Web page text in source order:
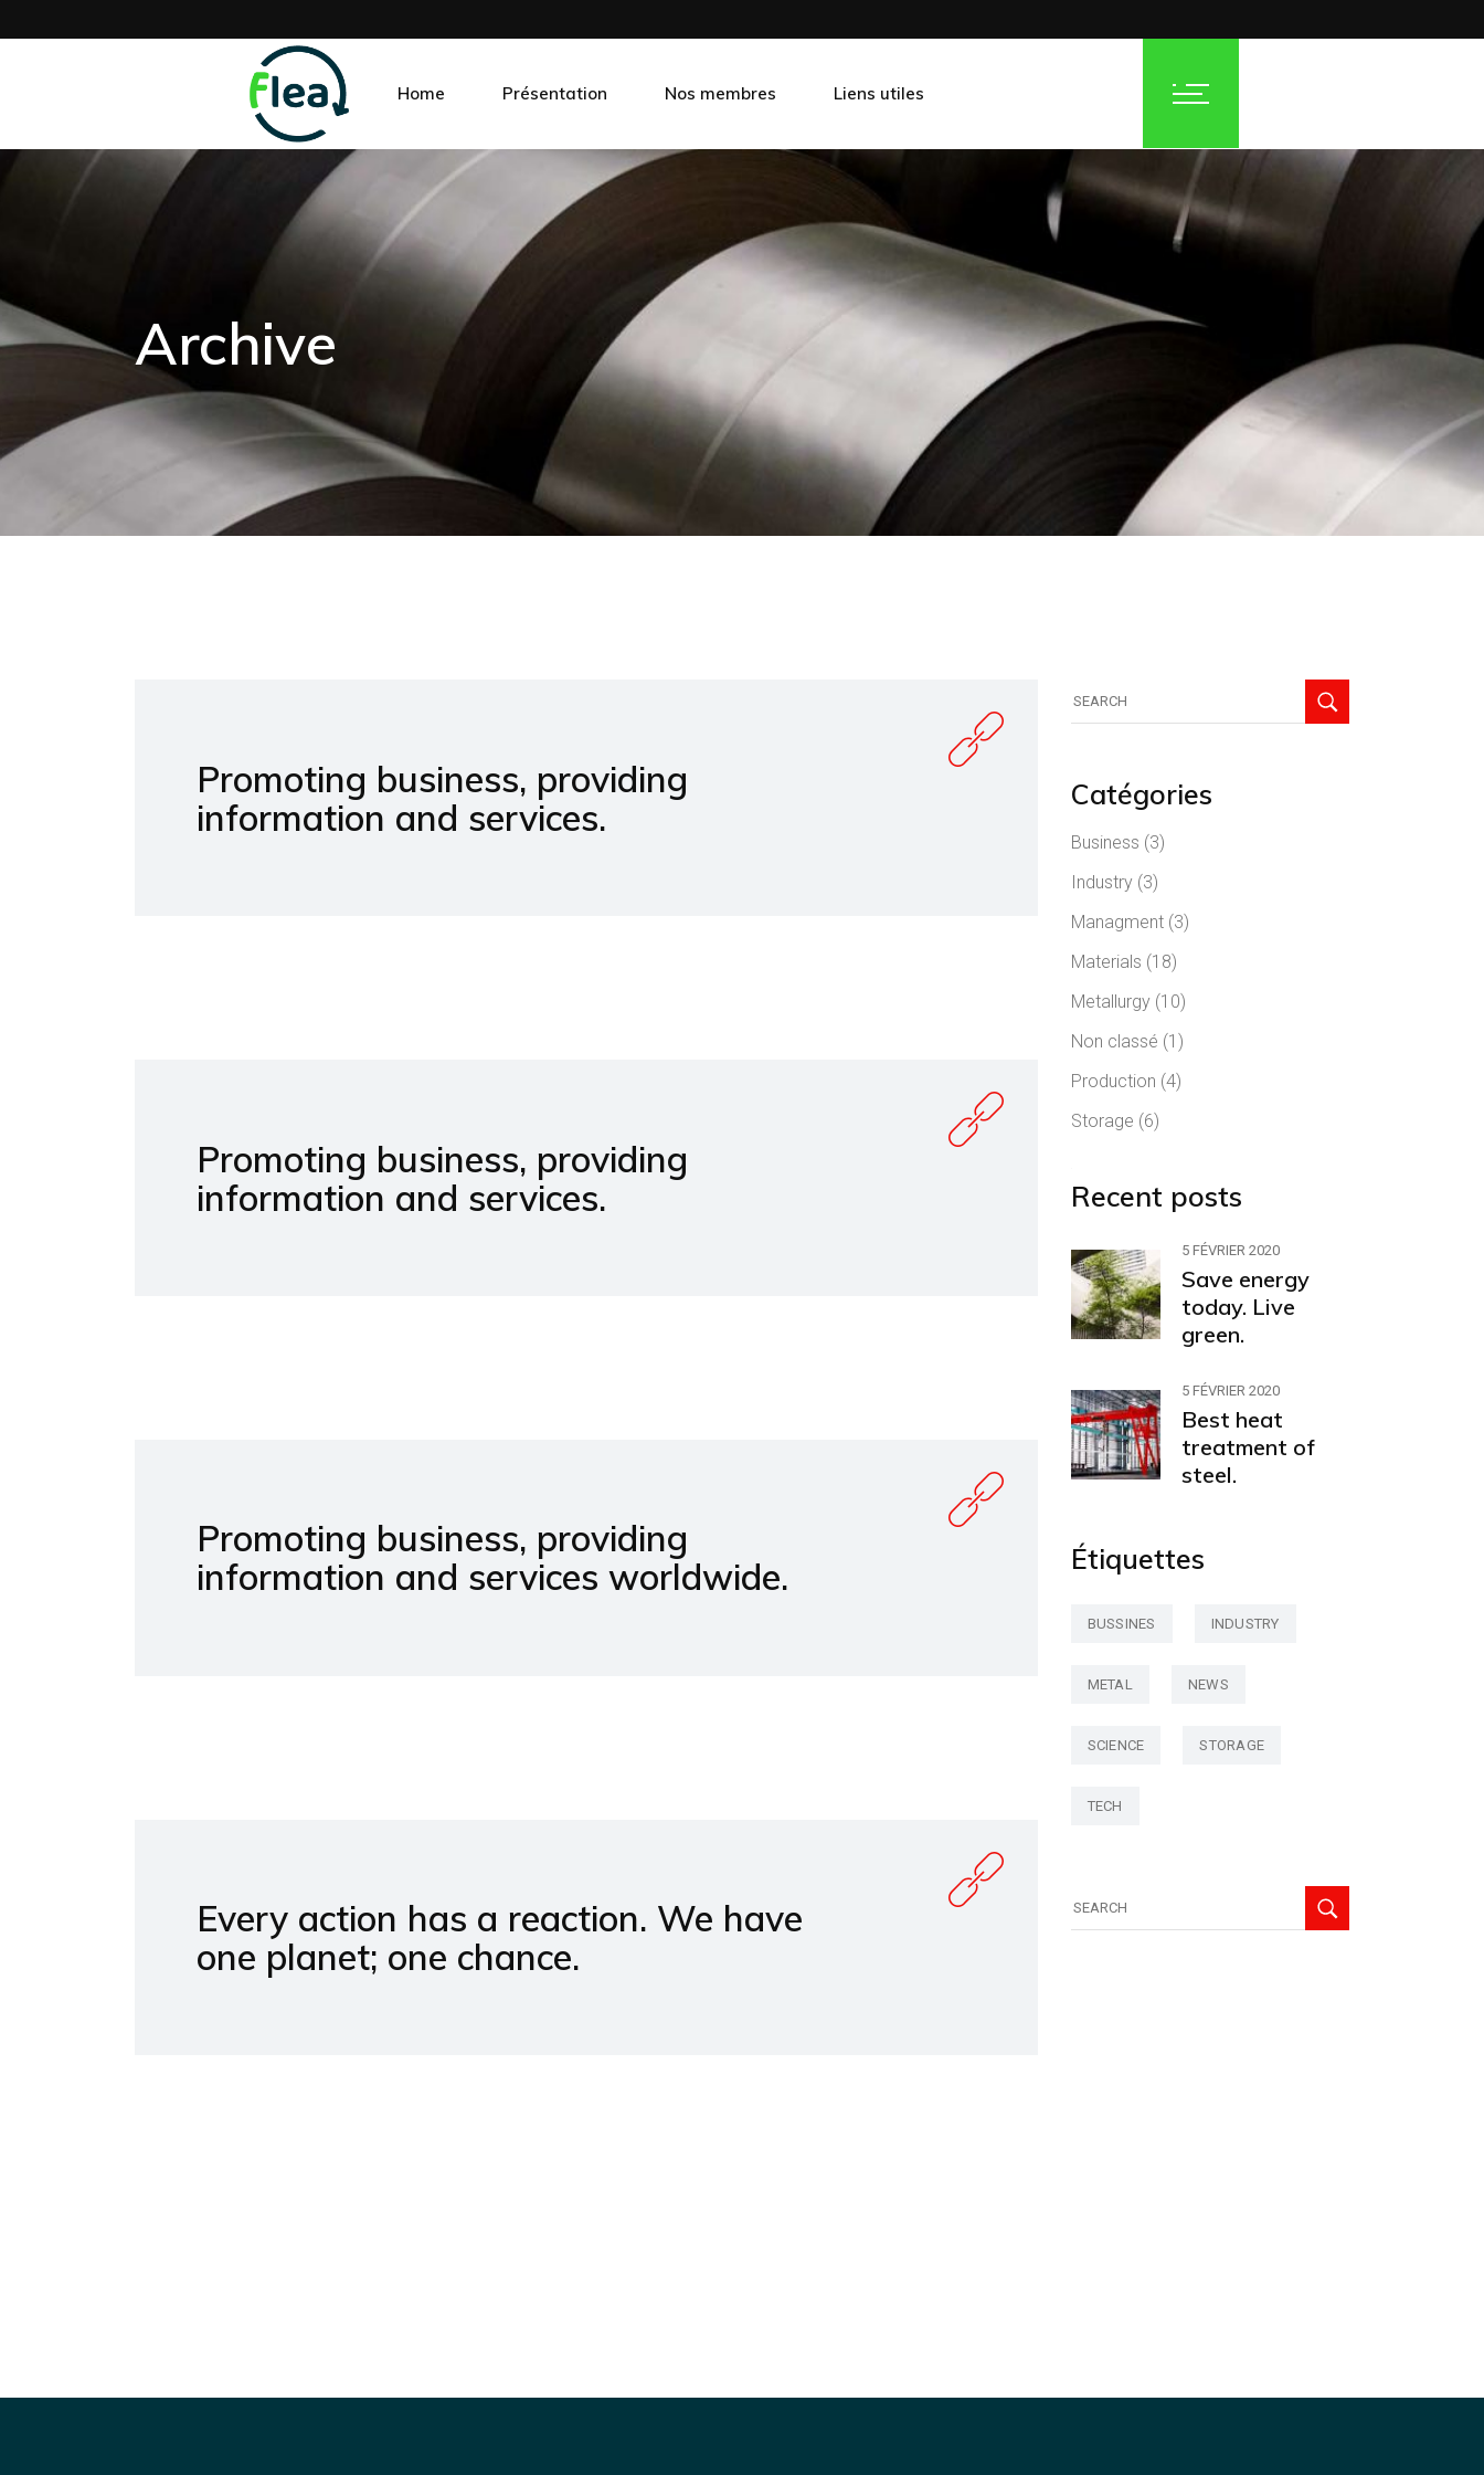
Home Présentation Nos membres Liens utiles
Archive
Promoting business, providing
information and services.
Promoting business, providing
information and services.
Promoting business, providing
information and services worldwide.
Every action has a reaction. We have
one planet; one chance.
for:
Catégories
Business (3)
Industry(3)
Managment(3)
Materials (18)
Metallurgy(10)
Non classé (1)
Production (4)
Storage (6)
Recent posts
5 FÉVRIER 2020
Save energy
today. Live
green.
5 FÉVRIER 2020
Best heat
treatment of
steel.
Étiquettes
BUSSINES INDUSTRY
METAL NEWS
SCIENCE STORAGE
TECH
for: